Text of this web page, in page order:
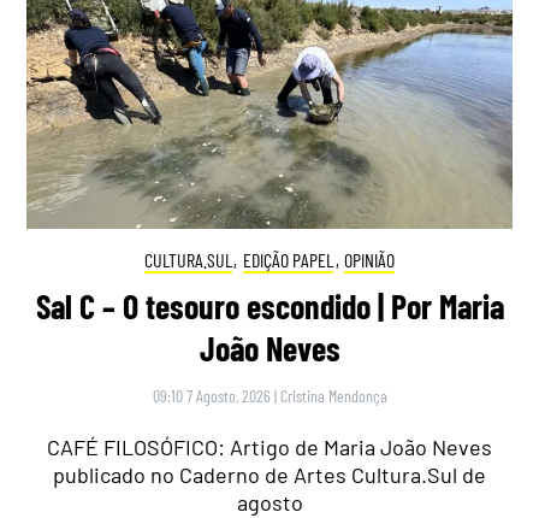
CULTURA.SUL , EDIÇÃO PAPEL , OPINIÃO
Sal C – O tesouro escondido | Por Maria
João Neves
09:10 7 Agosto, 2026 | Cristina Mendonça
CAFÉ FILOSÓFICO: Artigo de Maria João Neves
publicado no Caderno de Artes Cultura.Sul de
agosto